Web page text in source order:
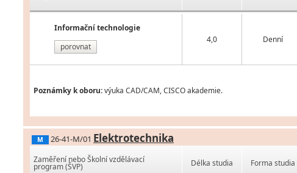
Informační technologie
porovnat
4,0 Denní
Poznámky k oboru:výuka CAD/CAM, CISCO akademie.
M 26-41-M/01 Elektrotechnika
Zaměření nebo Školní vzdělávací
program (ŠVP) Délka studia Forma studia